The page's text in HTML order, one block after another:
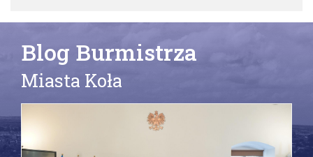
Blog Burmistrza
Miasta Koła